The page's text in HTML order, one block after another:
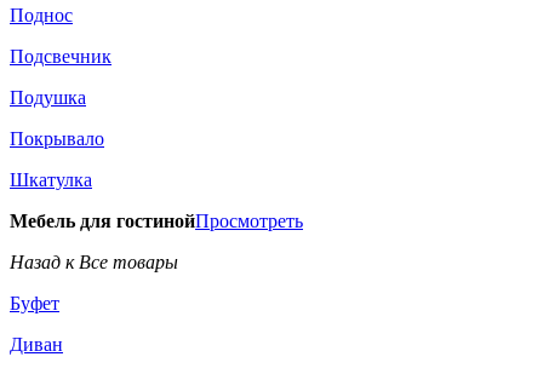
Поднос
Подсвечник
Подушка
Покрывало
Шкатулка
Мебель для гостинойПросмотреть
Назад к Все товары
Буфет
Диван